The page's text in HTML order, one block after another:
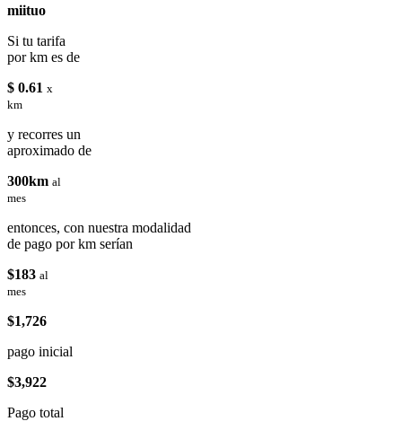
miituo
Si tu tarifa
por km es de
$ 0.61 x
km
y recorres un
aproximado de
300km al
mes
entonces, con nuestra modalidad
de pago por km serían
$183 al
mes
$1,726
pago inicial
$3,922
Pago total